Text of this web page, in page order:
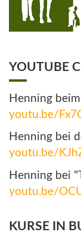
YOUTUBE
Henning
youtu.be/
Henning bei
youtu.be/
Henning bei
youtu.be/
KURSE IN